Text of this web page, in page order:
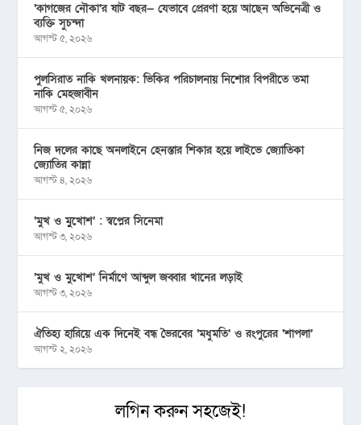
‘কাগজের নৌকা’র ষাট বছর— যেভাবে প্রেরণা হয়ে আছেন অভিনেত্রী ও
ব্যক্তি সুচন্দা
আগস্ট ৫, ২০২৬
পুলসিরাত নাকি খলনায়ক: ভিকির পরিচালনায় নিশোর বিপরীতে তমা
নাকি মেহজাবীন
আগস্ট ৫, ২০২৬
নিজ দলের কাছে অনলাইনে হেনস্তার শিকার হয়ে লাইভে জ্যোতিকা
জ্যোতির কান্না
আগস্ট ৪, ২০২৬
‘মুখ ও মু্খোশ’ : স্বপ্নের সিনেমা
আগস্ট ৩, ২০২৬
‘মুখ ও মুখোশ’ নির্মাণে আব্দুল জব্বার খানের লড়াই
আগস্ট ৩, ২০২৬
ঐতিহ্য হারিয়ে এক দিনেই বন্ধ ভৈরবের ‘মধুমতি’ ও রংপুরের ‘শাপলা’
আগস্ট ২, ২০২৬
লগিন করুন সহজেই!